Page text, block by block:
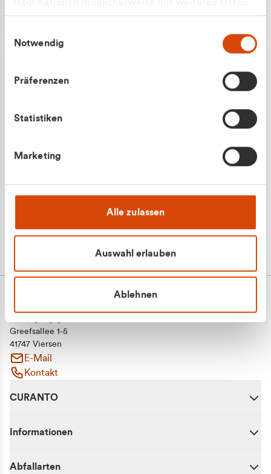
zusammen, die Sie ihnen bereitgestellt haben oder
gesammelt haben.
Notwendig
Präferenzen
Statistiken
Marketing
Alle zulassen
Auswahl erlauben
Ablehnen
Greefsallee 1-5
41747 Viersen
E-Mail
Kontakt
CURANTO
Informationen
Abfallarten